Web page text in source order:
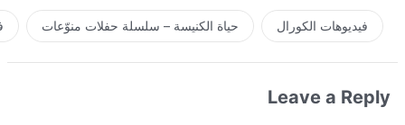
فيديوهات الكورال حياة الكنيسة – سلسلة حفلات منوّعات
Leave a Reply